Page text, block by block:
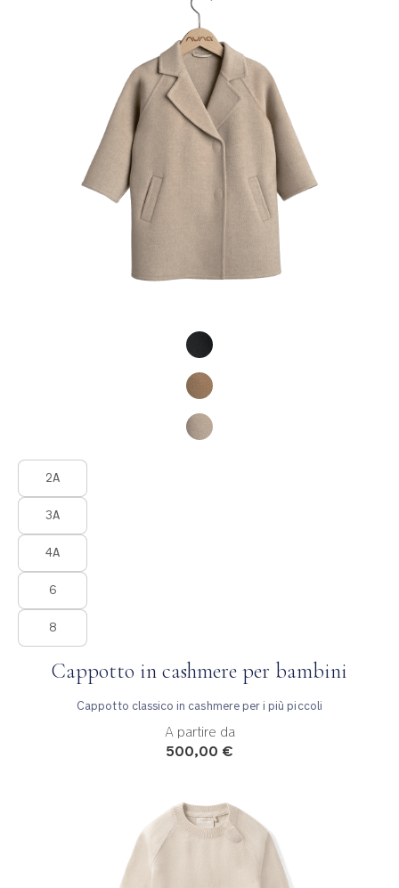
Product Fashions
2A
3A
4A
6
8
Cappotto in cashmere per bambini
Cappotto classico in cashmere per i più piccoli
A partire da
500,00 €